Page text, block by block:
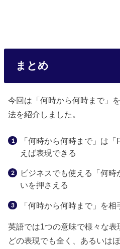
まとめ
今回は「何時から何時まで」
法を紹介しました。
「何時から何時まで」は
えば表現できる
ビジネスでも使える「何
いを押さえる
「何時から何時まで」を
英語では1つの意味で様々な表
どの表現でも全く、あるいは